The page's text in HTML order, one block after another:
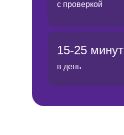
с проверкой
15-25 минут
в день